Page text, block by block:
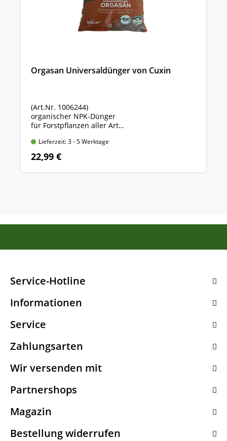
Orgasan Universaldünger von Cuxin
(Art.Nr. 1006244)
organischer NPK-Dünger
für Forstpflanzen aller Art
Lieferzeit: 3 - 5 Werktage
22,99 €
Service-Hotline
Informationen
Service
Zahlungsarten
Wir versenden mit
Partnershops
Magazin
Bestellung widerrufen